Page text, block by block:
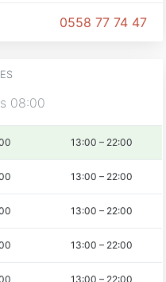
0558 77 74 47
08:00
13:00 – 22:00
13:00 – 22:00
13:00 – 22:00
13:00 – 22:00
13:00 – 22:00